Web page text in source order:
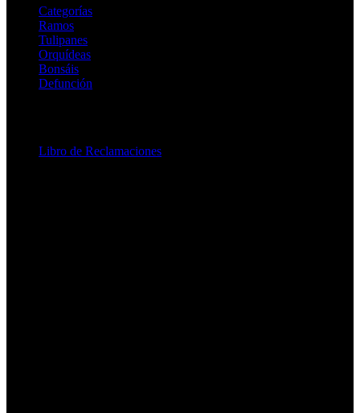
Categorías
Ramos
Tulipanes
Orquídeas
Bonsáis
Defunción
Libro de Reclamaciones